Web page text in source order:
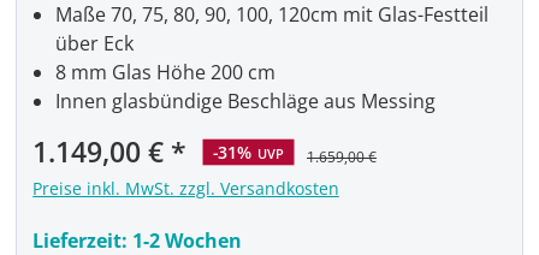
Verkaufspreis:
1.149,00 € -31% UVP 1.659,00 €
Preise inkl. MwSt. zzgl. Versandkosten
Lieferzeit: 1-2 Wochen
Maße 70, 75, 80, 90, 100, 120cm mit Glas-Festteil
über Eck
8 mm Glas Höhe 200 cm
Innen glasbündige Beschläge aus Messing